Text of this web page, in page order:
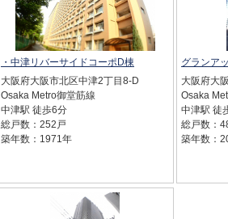
・中津リバーサイドコーポD棟
大阪府大阪市北区中津2丁目8-D
Osaka Metro御堂筋線
中津駅 徒歩6分
総戸数：252戸
築年数：1971年
グランア
大阪府大
Osaka
中津駅 徒
総戸数：
築年数：